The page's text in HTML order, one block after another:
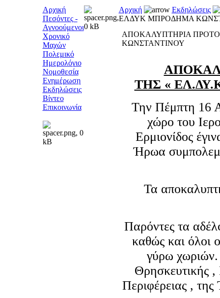
Αρχική
Πεσόντες -
Αγνοούμενοι
Χρονικό
Μαχών
Πολεμικό
Ημερολόγιο
Νομοθεσία
Ενημέρωση
Εκδηλώσεις
Βίντεο
Επικοινωνία
Αρχική
Εκδηλώσεις
ΕΛΔΥΚ ΜΠΡΟΔΗΜΑ
ΑΠΟΚΑΛΥΠΤΗΡΙΑ
ΚΩΝΣΤΑΝΤΙΝΟΥ
ΤΗΣ «
Την Πέμπτη 16
χώρο του
Ερμιονίδος
Ήρωα
Τα
Παρόντες τα
καθώς και όλοι
γύρω χωριών.
Θρησκευτικής ,
Περιφέρειας , της